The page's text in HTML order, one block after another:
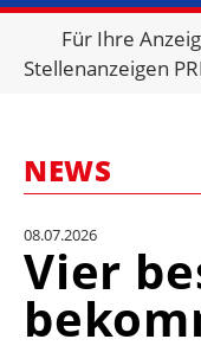
Für Ihre
Stellenanzeigen
NEWS
08.07.2026
Vier